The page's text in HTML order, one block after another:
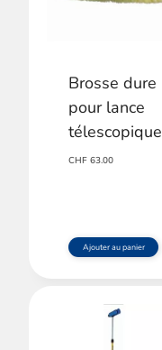
Brosse dure
pour lance
télescopique
CHF 63.00
Ajouter au panier